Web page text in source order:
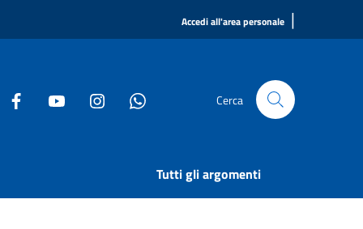
Accedi all'area personale |
Cerca
Tutti gli argomenti